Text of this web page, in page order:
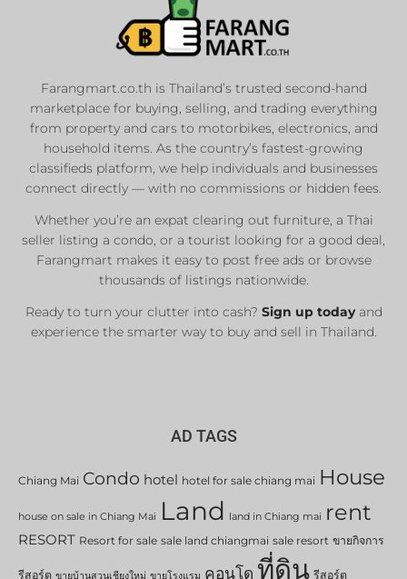
List Your
Properties
Private Sellers
Real Estate Agents
Sale & Rent
List Now
Farangmart.co.th is Thailand’s trusted second-hand
marketplace for buying, selling, and trading everything
from property and cars to motorbikes, electronics, and
household items. As the country’s fastest-growing
classifieds platform, we help individuals and businesses
connect directly — with no commissions or hidden fees.
Whether you’re an expat clearing out furniture, a Thai
seller listing a condo, or a tourist looking for a good deal,
Farangmart makes it easy to post free ads or browse
thousands of listings nationwide.
Ready to turn your clutter into cash? Sign up todayand
experience the smarter way to buy and sell in Thailand.
AD TAGS
Chiang Mai Condo hotel hotel for sale chiang mai House
house on sale in Chiang Mai Land land in Chiang mai rent
RESORT Resort for sale sale land chiangmai sale resort ขายกิจการ
รีสอร์ต ขายบ้านสวนเชียงใหม่ ขายโรงแรม คอนโด ที่ดิน รีสอร์ต